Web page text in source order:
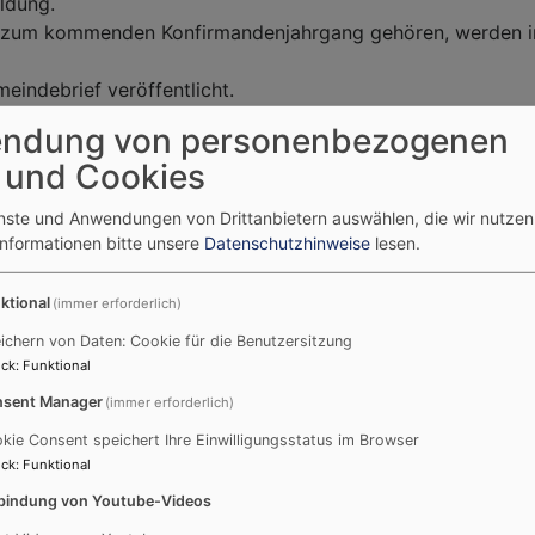
kommenden Konfirmandenjahrgang gehören,
veröffentlicht.
nicht schriftlich eingeladen sind, aber dennoch
Kindern auch ihre Eltern mit zur Anmeldung kommen.
einem ersten Treffen, das meist an einem Freitag um
der Ferien etwa alle zwei bis drei Wochen ein
begegnen und Ihr Eure Kirche und unseren Glauben
wegfahren.
ein gemeinsam vorbereiteter Gottesdienst und Freizeit
von personenbezogenen
Cookies
und Anwendungen von Drittanbietern auswählen, die wir
bitte unsere Datenschutzhinweise lesen.
(immer erforderlich)
von Daten: Cookie für die Benutzersitzung
: Funktional
Manager (immer erforderlich)
Consent speichert Ihre Einwilligungsstatus im Browser
: Funktional
von Youtube-Videos